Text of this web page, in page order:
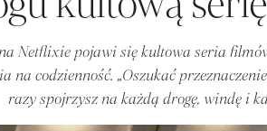
Netflixie pojawi się kultowa seria
na codzienność. „Oszukać
razy spojrzysz na każdą drogę, windę i